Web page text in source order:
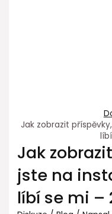
Jak zobrazit
Jak
jste na
líbí se mi –